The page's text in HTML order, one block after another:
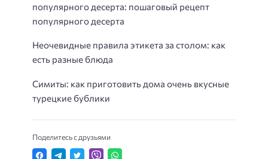
популярного десерта: пошаговый рецепт
популярного десерта
Неочевидные правила этикета за столом: как
есть разные блюда
Симиты: как приготовить дома очень вкусные
турецкие бублики
Поделитесь с друзьями